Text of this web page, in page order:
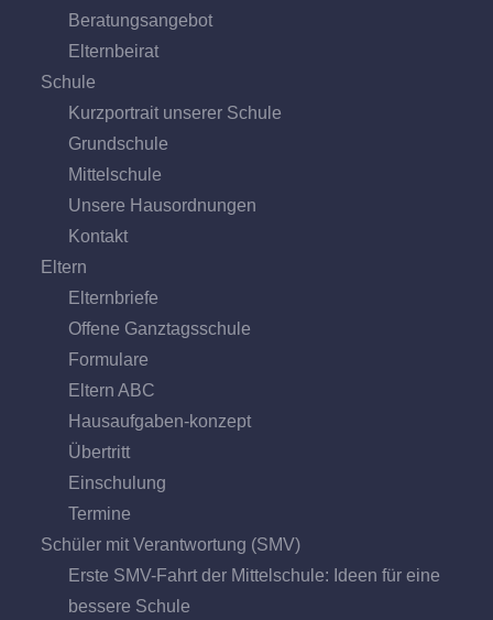
Beratungs­angebot
Eltern­beirat
Schule
Kurzportrait unserer Schule
Grund­schule
Mittel­schule
Unsere Hausordnungen
Kontakt
Eltern
Elternbriefe
Offene Ganz­tags­schule
Formulare
Eltern ABC
Hausaufgaben-konzept
Übertritt
Einschulung
Termine
Schüler mit Verantwortung (SMV)
Erste SMV-Fahrt der Mittelschule: Ideen für eine
bessere Schule